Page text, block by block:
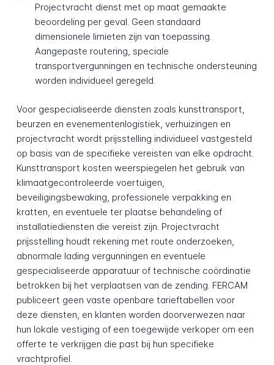
Projectvracht dienst met op maat gemaakte
beoordeling per geval. Geen standaard
dimensionele limieten zijn van toepassing.
Aangepaste routering, speciale
transportvergunningen en technische ondersteuning
worden individueel geregeld.
Voor gespecialiseerde diensten zoals kunsttransport,
beurzen en evenementenlogistiek, verhuizingen en
projectvracht wordt prijsstelling individueel vastgesteld
op basis van de specifieke vereisten van elke opdracht.
Kunsttransport kosten weerspiegelen het gebruik van
klimaatgecontroleerde voertuigen,
beveiligingsbewaking, professionele verpakking en
kratten, en eventuele ter plaatse behandeling of
installatiediensten die vereist zijn. Projectvracht
prijsstelling houdt rekening met route onderzoeken,
abnormale lading vergunningen en eventuele
gespecialiseerde apparatuur of technische coördinatie
betrokken bij het verplaatsen van de zending. FERCAM
publiceert geen vaste openbare tarieftabellen voor
deze diensten, en klanten worden doorverwezen naar
hun lokale vestiging of een toegewijde verkoper om een
offerte te verkrijgen die past bij hun specifieke
vrachtprofiel.